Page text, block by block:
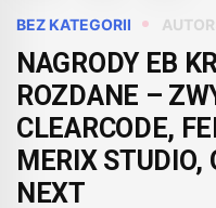
BEZ KATEGORII
NAGRODY EB
ROZDANE –
CLEARCODE,
MERIX STUDIO,
NEXT